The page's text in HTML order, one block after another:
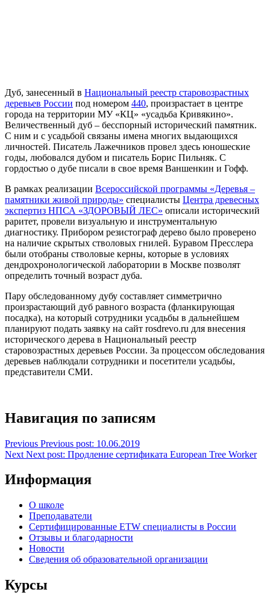
Дуб, занесенный в Национальный реестр старовозрастных
деревьев России под номером 440, произрастает в центре
города на территории МУ «КЦ» «усадьба Кривякино».
Величественный дуб – бесспорный исторический памятник.
С ним и с усадьбой связаны имена многих выдающихся
личностей. Писатель Лажечников провел здесь юношеские
годы, любовался дубом и писатель Борис Пильняк. С
гордостью о дубе писали в свое время Ваншенкин и Гофф.
В рамках реализации Всероссийской программы «Деревья –
памятники живой природы» специалисты Центра древесных
экспертиз НПСА «ЗДОРОВЫЙ ЛЕС» описали исторический
раритет, провели визуальную и инструментальную
диагностику. Прибором резистограф дерево было проверено
на наличие скрытых стволовых гнилей. Буравом Пресслера
были отобраны стволовые керны, которые в условиях
дендрохронологической лаборатории в Москве позволят
определить точный возраст дуба.
Пару обследованному дубу составляет симметрично
произрастающий дуб равного возраста (фланкирующая
посадка), на который сотрудники усадьбы в дальнейшем
планируют подать заявку на сайт rosdrevo.ru для внесения
исторического дерева в Национальный реестр
старовозрастных деревьев России. За процессом обследования
деревьев наблюдали сотрудники и посетители усадьбы,
представители СМИ.
Навигация по записям
Previous Previous post: 10.06.2019
Next Next post: Продление сертификата European Tree Worker
Информация
О школе
Преподаватели
Сертифицированные ETW специалисты в России
Отзывы и благодарности
Новости
Сведения об образовательной организации
Курсы